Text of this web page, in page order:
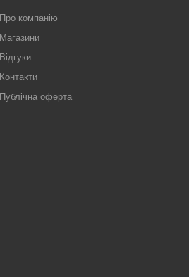
Про компанію
Магазини
Відгуки
Контакти
Публічна оферта